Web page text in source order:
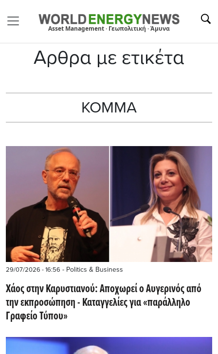
Asset Management · Γεωπολιτική · Άμυνα
Αρθρα με ετικέτα
ΚΟΜΜΑ
29/07/2026 - 16:56 - Politics & Business
Χάος στην Καρυστιανού: Αποχωρεί ο Αυγερινός από
την εκπροσώπηση - Καταγγελίες για «παράλληλο
Γραφείο Τύπου»